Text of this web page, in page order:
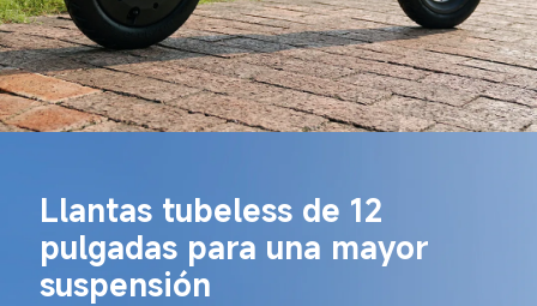
Llantas tubeless de 12
pulgadas para una mayor
suspensión